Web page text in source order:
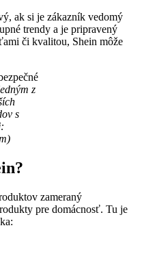
ak si je zákazník vedomý
trendy a je pripravený
či kvalitou, Shein môže
z
s
zameraný
pre domácnosť. Tu je